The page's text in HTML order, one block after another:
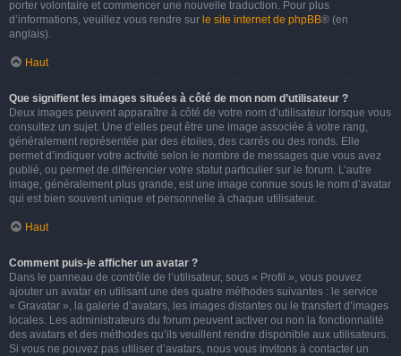
porter volontaire et commencer une nouvelle traduction. Pour plus
d’informations, veuillez vous rendre sur le site internet de phpBB® (en
anglais).
Haut
Que signifient les images situées à côté de mon nom d’utilisateur ?
Deux images peuvent apparaître à côté de votre nom d’utilisateur lorsque vous
consultez un sujet. Une d’elles peut être une image associée à votre rang,
généralement représentée par des étoiles, des carrés ou des ronds. Elle
permet d’indiquer votre activité selon le nombre de messages que vous avez
publié, ou permet de différencier votre statut particulier sur le forum. L’autre
image, généralement plus grande, est une image connue sous le nom d’avatar
qui est bien souvent unique et personnelle à chaque utilisateur.
Haut
Comment puis-je afficher un avatar ?
Dans le panneau de contrôle de l’utilisateur, sous « Profil », vous pouvez
ajouter un avatar en utilisant une des quatre méthodes suivantes : le service
« Gravatar », la galerie d’avatars, les images distantes ou le transfert d’images
locales. Les administrateurs du forum peuvent activer ou non la fonctionnalité
des avatars et des méthodes qu’ils veuillent rendre disponible aux utilisateurs.
Si vous ne pouvez pas utiliser d’avatars, nous vous invitons à contacter un